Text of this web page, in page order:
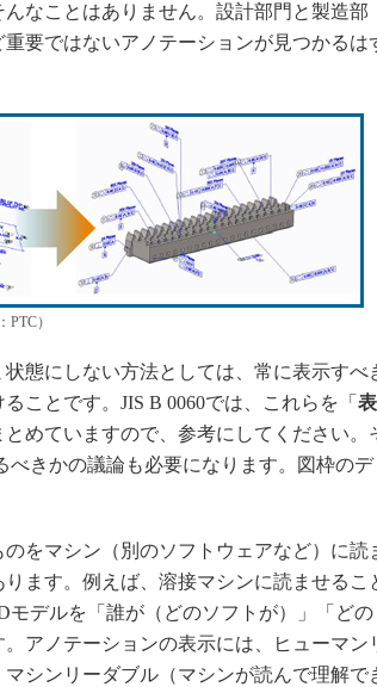
なことはありません。設計部門と製造部
要ではないアノテーションが見つかるは
）
態にしない方法としては、常に表示すべ
ことです。JIS B 0060では、これらを「 表
とめていますので、参考にしてください。
きかの議論も必要になります。図枠のデ
をマシン（別のソフトウェアなど）に読
ます。例えば、溶接マシンに読ませるこ
デルを「誰が（どのソフトが）」「どの
アノテーションの表示には、ヒューマン
シンリーダブル（マシンが読んで理解で